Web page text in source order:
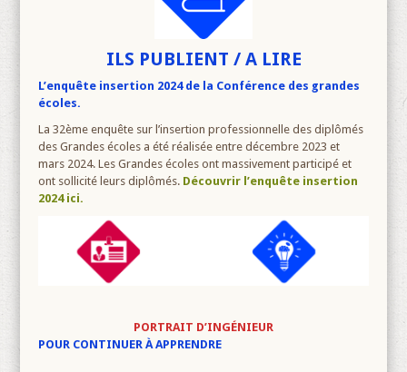
ILS PUBLIENT / A LIRE
L’enquête insertion 2024 de la Conférence des grandes
écoles.
La 32ème enquête sur l’insertion professionnelle des diplômés
des Grandes écoles a été réalisée entre décembre 2023 et
mars 2024. Les Grandes écoles ont massivement participé et
ont sollicité leurs diplômés. Découvrir l’enquête insertion
2024 ici.
PORTRAIT D’INGÉNIEUR
POUR CONTINUER À APPRENDRE